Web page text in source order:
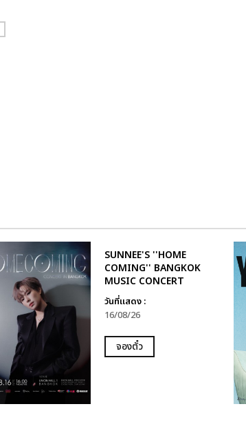
SUNNEE'S ''HOME
COMING'' BANGKOK
MUSIC CONCERT
วันที่แสดง :
16/08/26
จองตั๋ว